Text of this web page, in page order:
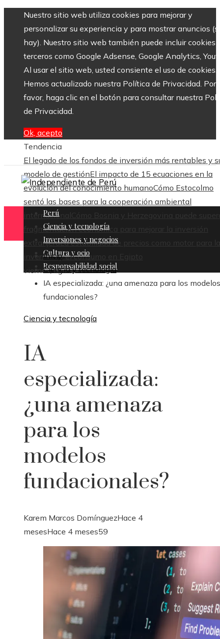
Nuestro sitio web utiliza cookies para mejorar y
personalizar su experiencia y para mostrar anuncios
hay). Nuestro sitio web también puede incluir cookies
terceros como Google Adsense, Google Analytics,
Al usar el sitio web, usted consiente el uso de cookies.
Hemos actualizado nuestra Política de Privacidad. Por
favor, haga clic en el botón para consultar nuestra
de Privacidad.
Ok, acepto
Tendencia
El legado de los fondos de inversión más rentables y
modelo de gestiónEl impacto de 15 ecuaciones en la
evolución del conocimiento humanoCómo Estocolmo
sentó las bases para la cooperación ambiental
internacional
Cómo Bosnia y Herzegovina puede
fragmentación económica para mejorar la inversión
extranjeraLa estabilidad de precios como motor para la
inversión y el consumo en Egipto
viernes, agosto 7
Perú
Ciencia y tecnología
Inversiones y negocios
Cultura y ocio
Responsabilidad social
Inicio
Ciencia y tecnología
IA especializada: ¿una amenaza para los modelos
fundacionales?
Ciencia y tecnología
IA
especializada:
¿una amenaza
para los
modelos
fundacionales?
Karem Marcos DomínguezHace 4
mesesHace 4 meses59